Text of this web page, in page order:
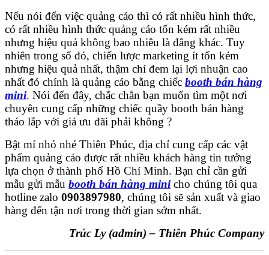
Nếu nói đến việc quảng cáo thì có rất nhiều hình thức,
có rất nhiều hình thức quảng cáo tốn kém rất nhiều
nhưng hiệu quả không bao nhiêu là đằng khác. Tuy
nhiên trong số đó, chiến lược marketing ít tốn kém
nhưng hiệu quả nhất, thậm chí đem lại lợi nhuận cao
nhất đó chính là quảng cáo bằng chiếc booth bán hàng
mini. Nói đến đây, chắc chắn bạn muốn tìm một nơi
chuyên cung cấp những chiếc quầy booth bán hàng
tháo lắp với giá ưu đãi phải không ?
Bật mí nhỏ nhé Thiên Phúc, địa chỉ cung cấp các vật
phẩm quảng cáo được rất nhiều khách hàng tin tưởng
lựa chọn ở thành phố Hồ Chí Minh. Bạn chỉ cần gửi
mẫu gửi mẫu booth bán hàng minicho chúng tôi qua
hotline zalo 0903897980, chúng tôi sẽ sản xuất và giao
hàng đến tận nơi trong thời gian sớm nhất.
Trúc Ly (admin) – Thiên Phúc Company